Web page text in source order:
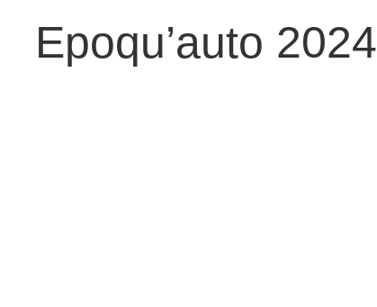
Epoqu’auto 2024